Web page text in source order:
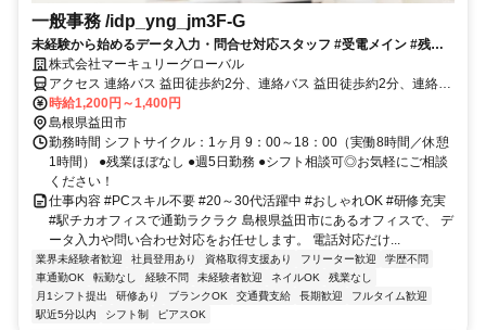
一般事務 /idp_yng_jm3F-G
未経験から始めるデータ入力・問合せ対応スタッフ #受電メイン #残業
ほぼなし #服装・髪色・ネイル自由
株式会社マーキュリーグローバル
アクセス 連絡バス 益田徒歩約2分、連絡バス 益田徒歩約2分、連絡バ
ス 益田徒歩約2分 【電車】ＪＲ山陰本線 益田駅より徒歩約2分
時給1,200円～1,400円
島根県益田市
勤務時間 シフトサイクル：1ヶ月 9：00～18：00（実働8時間／休憩
1時間） ●残業ほぼなし ●週5日勤務 ●シフト相談可◎お気軽にご相談
ください！
仕事内容 #PCスキル不要 #20～30代活躍中 #おしゃれOK #研修充実
#駅チカオフィスで通勤ラクラク 島根県益田市にあるオフィスで、 デ
ータ入力や問い合わせ対応をお任せします。 電話対応だけ...
業界未経験者歓迎 社員登用あり 資格取得支援あり フリーター歓迎
学歴不問
車通勤OK
転勤なし 経験不問 未経験者歓迎 ネイルOK
残業なし
月1シフト提出
研修あり ブランクOK 交通費支給 長期歓迎
フルタイム歓迎
駅近5分以内
シフト制 ピアスOK